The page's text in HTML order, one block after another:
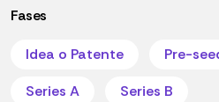
Fases
Idea o Patente Pre-
Series A
Series B